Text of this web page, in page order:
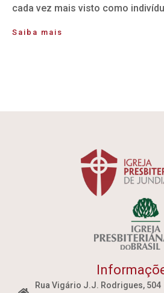
cada vez mais visto como
Saiba mais
Rua Vigário J.J. Rodrigues, 504